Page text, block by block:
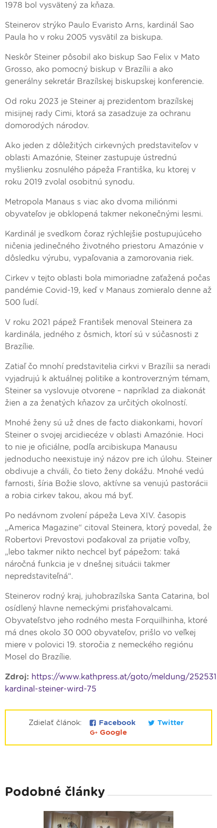
1978 bol vysvätený za kňaza.
Steinerov strýko Paulo Evaristo Arns, kardinál Sao
Paula ho v roku 2005 vysvätil za biskupa.
Neskôr Steiner pôsobil ako biskup Sao Felix v Mato
Grosso, ako pomocný biskup v Brazílii a ako
generálny sekretár Brazílskej biskupskej konferencie.
Od roku 2023 je Steiner aj prezidentom brazílskej
misijnej rady Cimi, ktorá sa zasadzuje za ochranu
domorodých národov.
Ako jeden z dôležitých cirkevných predstaviteľov v
oblasti Amazónie, Steiner zastupuje ústrednú
myšlienku zosnulého pápeža Františka, ku ktorej v
roku 2019 zvolal osobitnú synodu.
Metropola Manaus s viac ako dvoma miliónmi
obyvateľov je obklopená takmer nekonečnými lesmi.
Kardinál je svedkom čoraz rýchlejšie postupujúceho
ničenia jedinečného životného priestoru Amazónie v
dôsledku výrubu, vypaľovania a zamorovania riek.
Cirkev v tejto oblasti bola mimoriadne zaťažená počas
pandémie Covid-19, keď v Manaus zomieralo denne až
500 ľudí.
V roku 2021 pápež František menoval Steinera za
kardinála, jedného z ôsmich, ktorí sú v súčasnosti z
Brazílie.
Zatiaľ čo mnohí predstavitelia cirkvi v Brazílii sa neradi
vyjadrujú k aktuálnej politike a kontroverzným témam,
Steiner sa vyslovuje otvorene – napríklad za diakonát
žien a za ženatých kňazov za určitých okolností.
Mnohé ženy sú už dnes de facto diakonkami, hovorí
Steiner o svojej arcidiecéze v oblasti Amazónie. Hoci
to nie je oficiálne, podľa arcibiskupa Manausu
jednoducho neexistuje iný názov pre ich úlohu. Steiner
obdivuje a chváli, čo tieto ženy dokážu. Mnohé vedú
farnosti, šíria Božie slovo, aktívne sa venujú pastorácii
a robia cirkev takou, akou má byť.
Po nedávnom zvolení pápeža Leva XIV. časopis
„America Magazine“ citoval Steinera, ktorý povedal, že
Robertovi Prevostovi poďakoval za prijatie voľby,
„lebo takmer nikto nechcel byť pápežom: taká
náročná funkcia je v dnešnej situácii takmer
nepredstaviteľná“.
Steinerov rodný kraj, juhobrazílska Santa Catarina, bol
osídlený hlavne nemeckými prisťahovalcami.
Obyvateľstvo jeho rodného mesta Forquilhinha, ktoré
má dnes okolo 30 000 obyvateľov, prišlo vo veľkej
miere v polovici 19. storočia z nemeckého regiónu
Mosel do Brazílie.
Zdroj: https://www.kathpress.at/goto/meldung/
kardinal-steiner-wird-75
Zdielať článok: Facebook
Twitter
Google
Podobné články